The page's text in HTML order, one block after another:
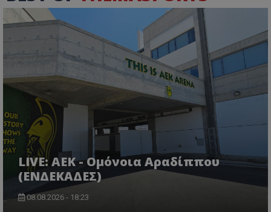
LIVE: ΑΕΚ - Ομόνοια Αραδίππου
(ΕΝΔΕΚΑΔΕΣ)
08.08.2026 - 18:23